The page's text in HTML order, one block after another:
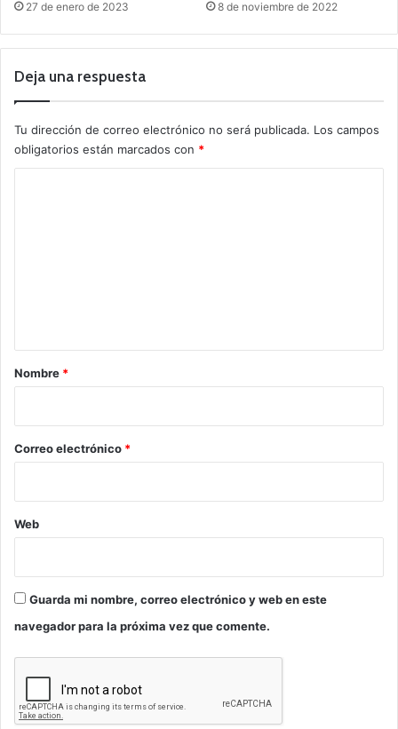
27 de enero de 2023 8 de noviembre de 2022
Deja una respuesta
Tu dirección de correo electrónico no será publicada. Los campos
obligatorios están marcados con *
r
*
Nombre *
Correo electrónico *
Web
Guarda mi nombre, correo electrónico y web en este
navegador para la próxima vez que comente.